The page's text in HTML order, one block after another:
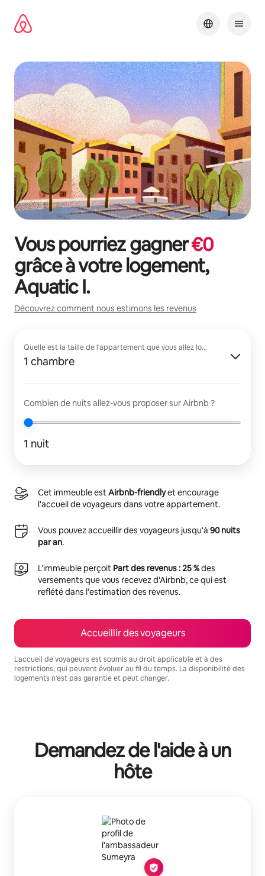
directement
Vous pourriez gagner€0
grâce à votre logement,
Aquatic I.
Découvrez comment nous estimons les revenus
Quelle est la taille de l'appartement que vous allez louer ?
1 chambre
Combien de nuits allez-vous proposer sur Airbnb ?
1 nuit
Cet immeuble estAirbnb-friendlyet encourage
l'accueil de voyageurs dans votre appartement.
Vous pouvez accueillir des voyageurs jusqu'à 90 nuits
par an.
L'immeuble perçoit Part des revenus : 25 %des
versements que vous recevez d'Airbnb, ce qui est
reflété dans l'estimation des revenus.
Accueillir des voyageurs
L'accueil de voyageurs est soumis au droit applicable et à des
restrictions, qui peuvent évoluer au fil du temps. La disponibilité des
logements n'est pas garantie et peut changer.
Demandez de l'aide à un
hôte